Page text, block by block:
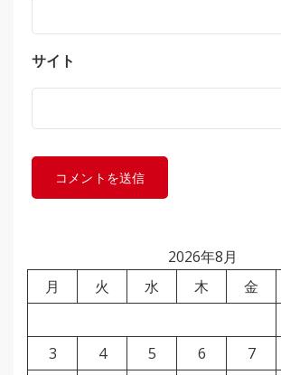
サイト
2026年8月
月
火 水 木 金
3
4 5 6 7